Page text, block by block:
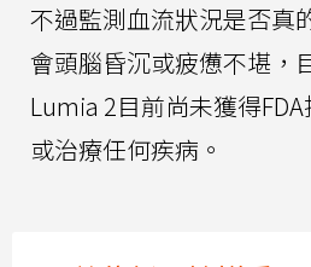
不過監測血流狀況是否真
會頭腦昏沉或疲憊不堪，
Lumia 2目前尚未獲得
或治療任何疾病。